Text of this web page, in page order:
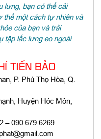
lưng, bạn có thể cải
thể một cách tự nhiên và
của bạn và trải
tập lắc lưng eo ngoài
TIẾN BẢO
P. Phú Thọ Hòa, Q.
Huyện Hóc Môn,
–090 679 6269